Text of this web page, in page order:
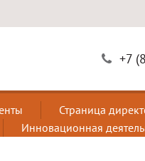
+7
Страница
Инновационная